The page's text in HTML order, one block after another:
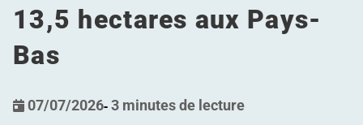
13,5 hectares aux Pays-
Bas
07/07/2026-3 minutes de lecture